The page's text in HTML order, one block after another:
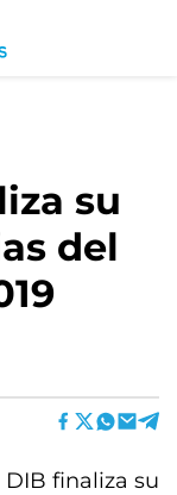
su
del
DIB finaliza su